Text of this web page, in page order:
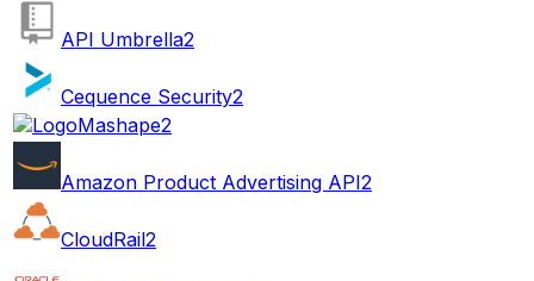
API Umbrella2
Cequence Security2
Mashape2
Amazon Product Advertising API2
CloudRail2